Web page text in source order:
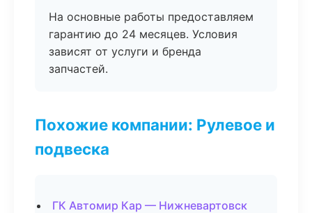
На основные работы предоставляем
гарантию до 24 месяцев. Условия
зависят от услуги и бренда
запчастей.
Похожие компании: Рулевое и
подвеска
ГК Автомир Кар — Нижневартовск